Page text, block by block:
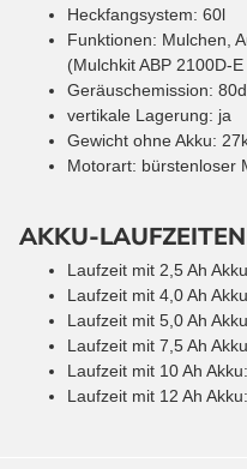
Heckfangsystem: 60l
Funktionen: Mulchen,
(Mulchkit ABP 2100D-
Geräuschemission:
vertikale Lagerung: ja
Gewicht ohne Akku:
Motorart: bürstenloser
AKKU-LAUFZEITEN
Laufzeit mit 2,5 Ah
Laufzeit mit 4,0 Ah
Laufzeit mit 5,0 Ah
Laufzeit mit 7,5 Ah
Laufzeit mit 10 Ah
Laufzeit mit 12 Ah